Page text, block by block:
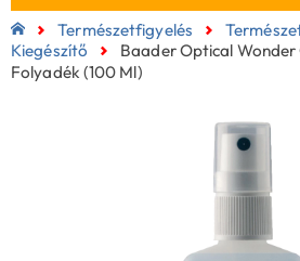
Természetfigyelés
Kiegészítő
Baader Optical
Folyadék (100 Ml)